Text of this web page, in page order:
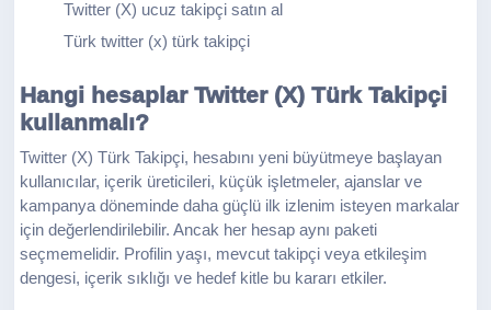
Twitter (X) ucuz takipçi satın al
Türk twitter (x) türk takipçi
Hangi hesaplar Twitter (X) Türk Takipçi
kullanmalı?
Twitter (X) Türk Takipçi, hesabını yeni büyütmeye başlayan
kullanıcılar, içerik üreticileri, küçük işletmeler, ajanslar ve
kampanya döneminde daha güçlü ilk izlenim isteyen markalar
için değerlendirilebilir. Ancak her hesap aynı paketi
seçmemelidir. Profilin yaşı, mevcut takipçi veya etkileşim
dengesi, içerik sıklığı ve hedef kitle bu kararı etkiler.